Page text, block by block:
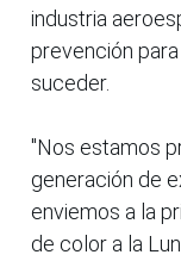
industria
prevención
suceder.
"Nos estamos
generación de
enviemos a la
de color a la